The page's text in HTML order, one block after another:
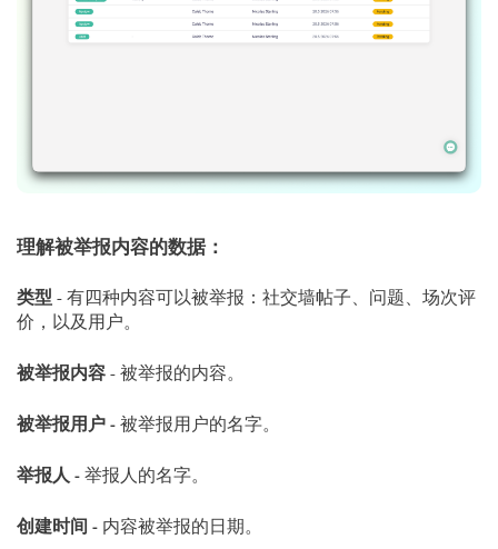
理解被举报内容的数据：
类型 - 有四种内容可以被举报：社交墙帖子、问题、场次评
价，以及用户。
被举报内容- 被举报的内容。
被举报用户 -被举报用户的名字。
举报人 -举报人的名字。
创建时间 - 内容被举报的日期。